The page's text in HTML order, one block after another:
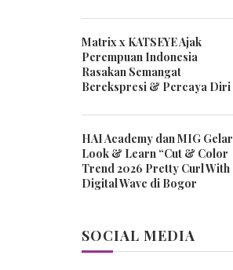
Matrix x KATSEYE Ajak
Perempuan Indonesia
Rasakan Semangat
Berekspresi & Percaya Diri
HAI Academy dan MIG Gelar
Look & Learn “Cut & Color
Trend 2026 Pretty Curl With
Digital Wave di Bogor
SOCIAL MEDIA